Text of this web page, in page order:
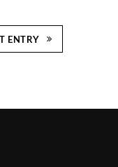
ENTRY